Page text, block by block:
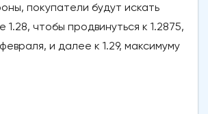
покупатели будут искать
чтобы продвинуться к 1.2875,
и далее к 1.29, максимуму